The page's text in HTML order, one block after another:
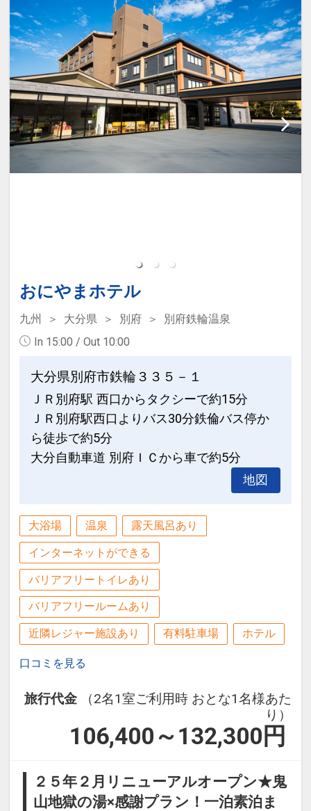
31日
インターネットコース番号：DP-1-
17312025
おにやまホテル
九州 大分県 別府
別府鉄輪温泉
In 15:00 / Out 10:00
大分県別府市鉄輪３３５－１
ＪＲ別府駅 西口からタクシーで約15分
ＪＲ別府駅西口よりバス30分鉄倫バス停か
ら徒歩で約5分
大分自動車道 別府ＩＣから車で約5分
地図
大浴場 温泉 露天風呂あり
インターネットができる
バリアフリートイレあり
バリアフリールームあり
近隣レジャー施設あり 有料駐車場 ホテル
口コミを見る
旅行代金
（2名1室ご利用時 おとな1名様あた
り）
106,400～132,300 円
２５年２月リニューアルオープン★鬼
山地獄の湯×感謝プラン！一泊素泊ま